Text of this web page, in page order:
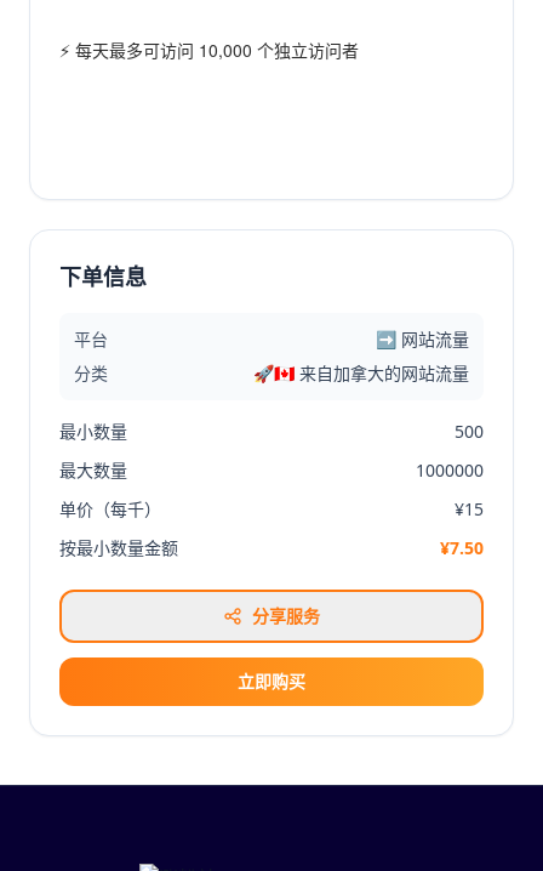
⚡ 每天最多可访问 10,000 个独立访问者
下单信息
平台
➡️ 网站流量
分类
🚀🇨🇦 来自加拿大的网站流量
最小数量
500
最大数量
1000000
单价（每千）
¥15
按最小数量金额
¥7.50
分享服务
立即购买